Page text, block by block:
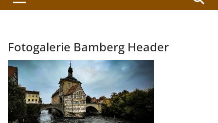
Fotogalerie Bamberg Header